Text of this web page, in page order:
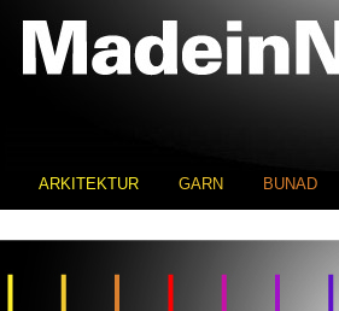
ARKITEKTUR GARN BUNAD